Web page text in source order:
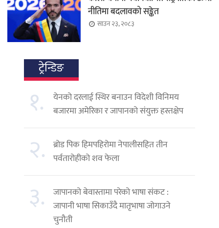
नीतिमा बदलावको सङ्केत
साउन २३, २०८३
ट्रेन्डिङ
१.
येनको दरलाई स्थिर बनाउन विदेशी विनिमय
बजारमा अमेरिका र जापानको संयुक्त हस्तक्षेप
२. ब्रोड पिक हिमपहिरोमा नेपालीसहित तीन
पर्वतारोहीको शव फेला
३.
जापानको बेवास्तामा परेको भाषा संकट :
जापानी भाषा सिकाउँदै मातृभाषा जोगाउने
चुनौती